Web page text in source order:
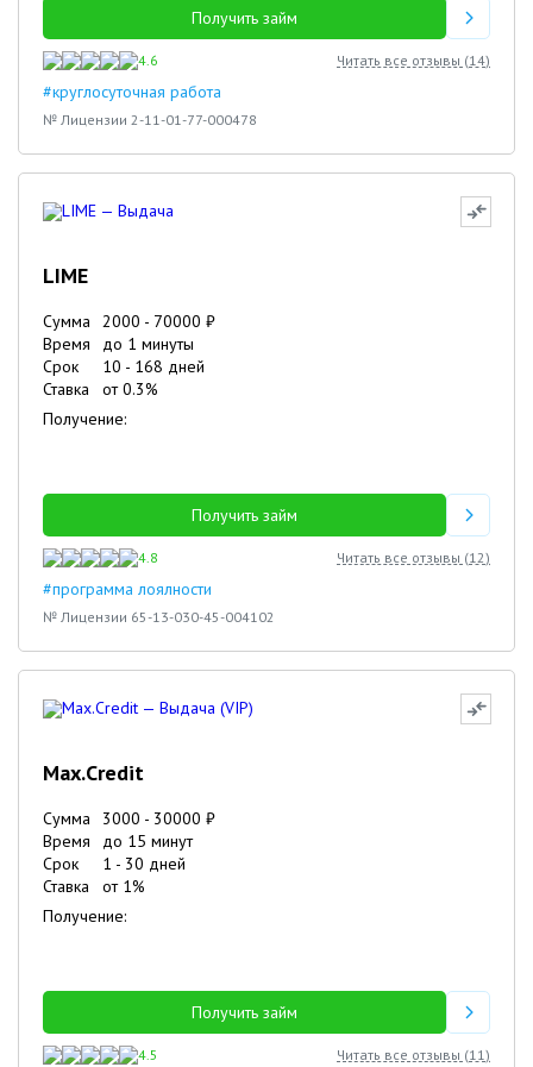
Получить займ
4.6 Читать все отзывы (14)
#круглосуточная работа
№ Лицензии 2-11-01-77-000478
LIME
Сумма 2000 - 70000 ₽
Время
до 1 минуты
Срок
10 - 168 дней
Ставка
от0.3%
Получение:
Получить займ
4.8 Читать все отзывы (12)
#программа лоялности
№ Лицензии 65-13-030-45-004102
Max.Credit
Сумма 3000 - 30000 ₽
Время
до 15 минут
Срок
1 - 30 дней
Ставка
от 1%
Получение:
Получить займ
4.5 Читать все отзывы (11)